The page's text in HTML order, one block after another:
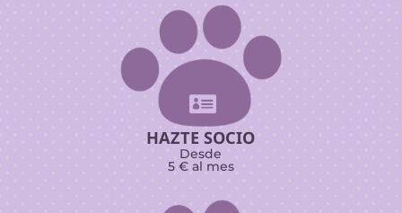

HAZTE SOCIO
Desde
5 € al mes